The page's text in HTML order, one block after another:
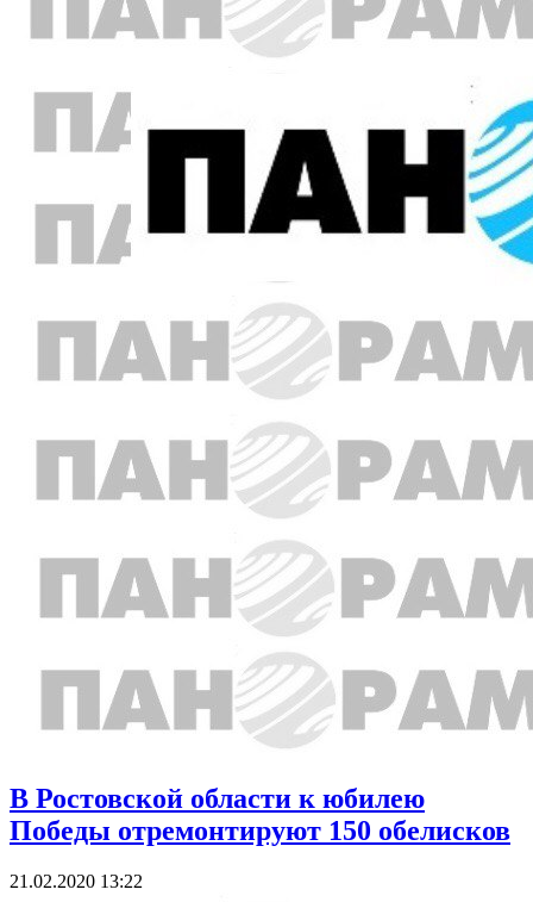
В Ростовской области к юбилею
Победы отремонтируют 150 обелисков
21.02.2020 13:22